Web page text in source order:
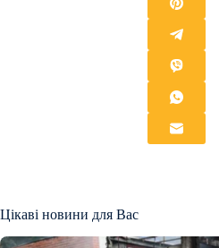
Цікаві новини для Вас